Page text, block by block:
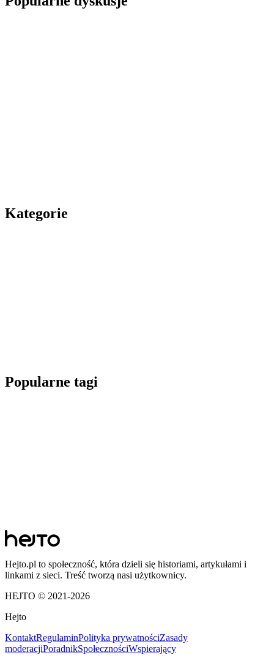
Kategorie
Popularne tagi
Hejto.pl to społeczność, która dzieli się historiami, artykułami i
linkami z sieci. Treść tworzą nasi użytkownicy.
HEJTO © 2021-2026
Hejto
KontaktRegulaminPolityka prywatnościZasady
moderacjiPoradnikSpołecznościWspierający